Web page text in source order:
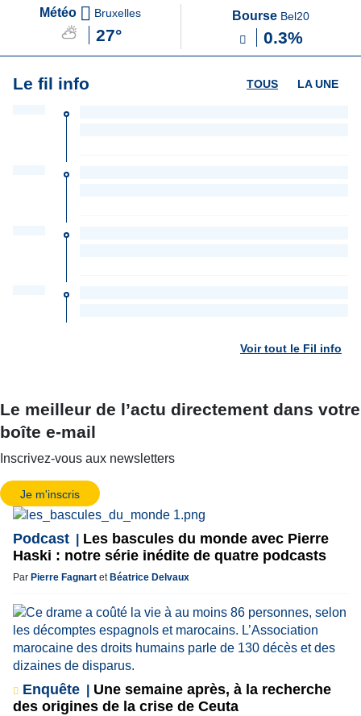
Météo Bruxelles
27°
Bourse Bel20
0.3%
Le fil info LA UNE
TOUS
Voir tout le Fil info
Le meilleur de l’actu directement dans votre
boîte e-mail
Inscrivez-vous aux newsletters
Je m'inscris
Podcast
Les bascules du monde avec Pierre
Haski : notre série inédite de quatre podcasts
Par Pierre Fagnart et Béatrice Delvaux
Enquête
Une semaine après, à la recherche
des origines de la crise de Ceuta